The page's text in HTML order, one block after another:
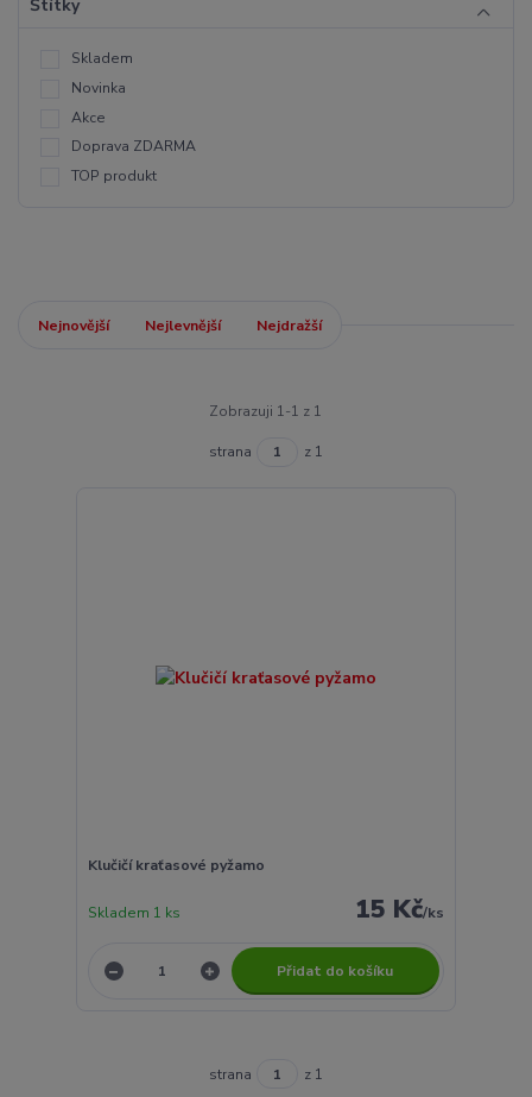
Štítky
Skladem
Novinka
Akce
Doprava ZDARMA
TOP produkt
Nejnovější Nejlevnější Nejdražší
Zobrazuji 1-1 z 1
strana z 1
Klučičí kraťasové pyžamo
15 Kč/ks
Skladem 1 ks
Přidat do košíku
strana z 1